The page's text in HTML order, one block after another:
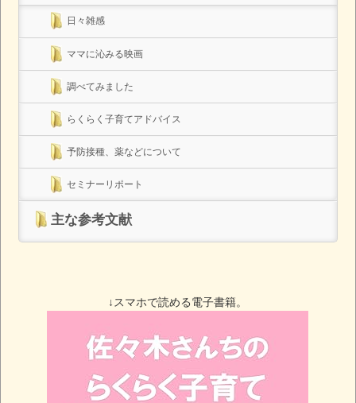
日々雑感
ママに沁みる映画
調べてみました
らくらく子育てアドバイス
予防接種、薬などについて
セミナーリポート
主な参考文献
↓スマホで読める電子書籍。